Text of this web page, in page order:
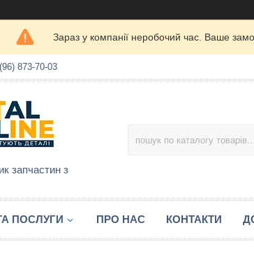
Зараз у компанії неробочий час. Ваше
873-70-03
запчастин з
ПОСЛУГИ ПРО НАС КОНТАКТИ